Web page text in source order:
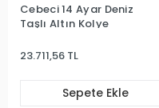
14 Ayar Deniz
Kolye
TL
Sepete Ekle